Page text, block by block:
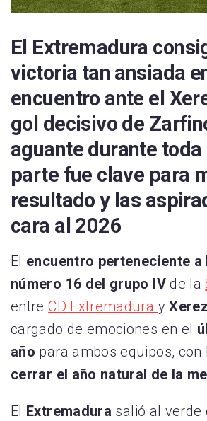
El Extremadura
victoria tan ansiada
encuentro ante el
gol decisivo de
aguante durante
parte fue clave para
resultado y las
cara al 2026
El encuentro perteneciente a
número 16 del grupo IVde la
entreCD Extremadura y
cargado de emociones en el
año para ambos equipos, con
cerrar el año natural de la
El Extremadura salió al verde